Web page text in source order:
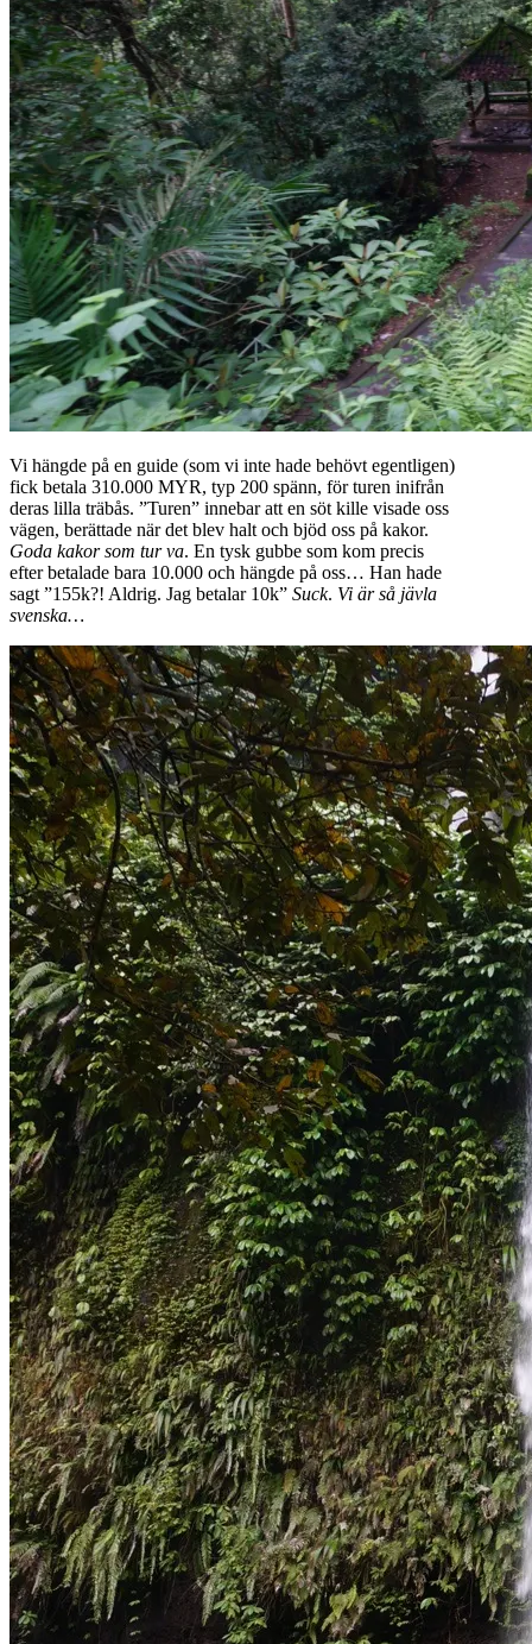
Vi hängde på en guide (som vi inte hade behövt egentligen)
fick betala 310.000 MYR, typ 200 spänn, för turen inifrån
deras lilla träbås. ”Turen” innebar att en söt kille visade oss
vägen, berättade när det blev halt och bjöd oss på kakor.
Goda kakor som tur va. En tysk gubbe som kom precis
efter betalade bara 10.000 och hängde på oss… Han hade
sagt ”155k?! Aldrig. Jag betalar 10k” Suck. Vi är så jävla
svenska…